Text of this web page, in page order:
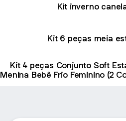
Kit inverno
Kit 6 peças meia
Kit 4 peças Conjunto Soft
Menina Bebê Frio Feminino (2